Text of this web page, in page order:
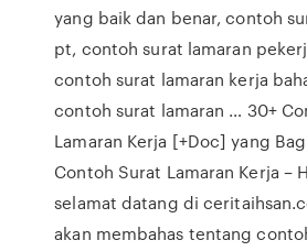
yang baik dan benar, contoh
pt, contoh surat lamaran
contoh surat lamaran kerja
contoh surat lamaran … 30+
Lamaran Kerja [+Doc] yang
Contoh Surat Lamaran Kerja –
selamat datang di
akan membahas tentang